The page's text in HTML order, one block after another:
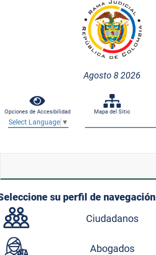
Agosto 8 2026
Opciones de Accesibilidad Mapa del Sitio
Select Language ▼
su perfil de navegación
Ciudadanos
Abogados